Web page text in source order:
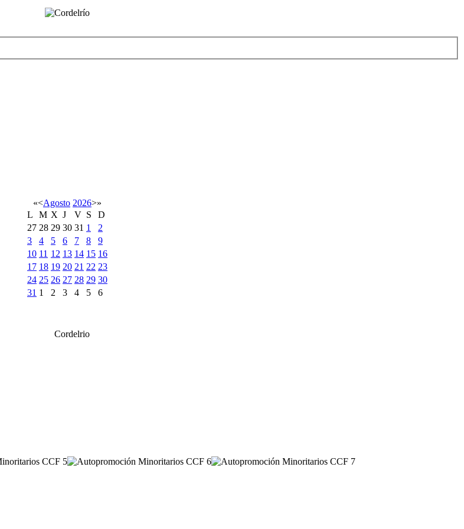
«<Agosto 2026>»
L
M X J V S
D
27 28 29 30 31 1
2
3
4 5 6 7 8
9
10 11 12 13 14 15 16
17 18 19 20 21 22 23
24 25 26 27 28 29 30
31 1 2 3 4 5 6